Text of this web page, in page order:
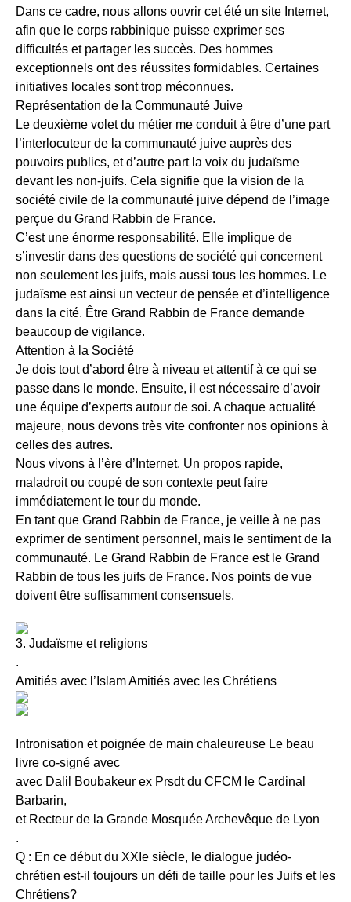
Dans ce cadre, nous allons ouvrir cet été un site Internet,
afin que le corps rabbinique puisse exprimer ses
difficultés et partager les succès. Des hommes
exceptionnels ont des réussites formidables. Certaines
initiatives locales sont trop méconnues.
Représentation de la Communauté Juive
Le deuxième volet du métier me conduit à être d’une part
l’interlocuteur de la communauté juive auprès des
pouvoirs publics, et d’autre part la voix du judaïsme
devant les non-juifs. Cela signifie que la vision de la
société civile de la communauté juive dépend de l’image
perçue du Grand Rabbin de France.
C’est une énorme responsabilité. Elle implique de
s’investir dans des questions de société qui concernent
non seulement les juifs, mais aussi tous les hommes. Le
judaïsme est ainsi un vecteur de pensée et d’intelligence
dans la cité. Être Grand Rabbin de France demande
beaucoup de vigilance.
Attention à la Société
Je dois tout d’abord être à niveau et attentif à ce qui se
passe dans le monde. Ensuite, il est nécessaire d’avoir
une équipe d’experts autour de soi. A chaque actualité
majeure, nous devons très vite confronter nos opinions à
celles des autres.
Nous vivons à l’ère d’Internet. Un propos rapide,
maladroit ou coupé de son contexte peut faire
immédiatement le tour du monde.
En tant que Grand Rabbin de France, je veille à ne pas
exprimer de sentiment personnel, mais le sentiment de la
communauté. Le Grand Rabbin de France est le Grand
Rabbin de tous les juifs de France. Nos points de vue
doivent être suffisamment consensuels.
3. Judaïsme et religions
.
Amitiés avec l’Islam Amitiés avec les Chrétiens
Intronisation et poignée de main chaleureuse Le beau
livre co-signé avec
avec Dalil Boubakeur ex Prsdt du CFCM le Cardinal
Barbarin,
et Recteur de la Grande Mosquée Archevêque de Lyon
.
Q : En ce début du XXIe siècle, le dialogue judéo-
chrétien est-il toujours un défi de taille pour les Juifs et les
Chrétiens?